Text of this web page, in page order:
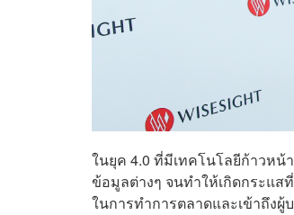
ในยุค 4.0 ที่มีเทคโนโลยีก้าวหน้
ข้อมูลต่างๆ จนทำให้เกิดกระแส
ในการทำการตลาดและเข้าถึงผู้